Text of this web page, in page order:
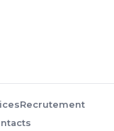
Recrutement